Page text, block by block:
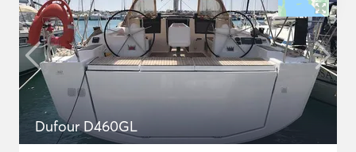
Dufour D460GL